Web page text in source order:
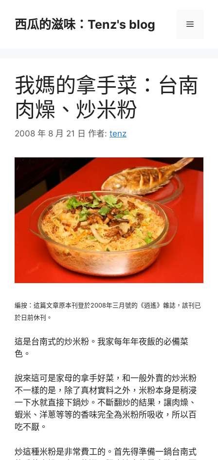
西瓜的滋味：Tenz's blog 選
我媽的拿手菜：台南
肉燥、炒米粉
2008 年 8 月 21 日 作者: tenz
編按：這篇文章原本刊登於2008年三月號的《逍遙》雜誌，該刊已
於日前休刊。
這是台南式的炒米粉。我家每年年夜飯的必備菜
色。
說來這可是家母的拿手好菜，和一般外賣的炒米粉
不一樣的是，除了真材實料之外，米粉本身是稍浸
一下水就直接下鍋炒。不斷翻炒的結果，讓肉燥、
蝦米、洋蔥等等的香味完全為米粉所吸收，所以百
吃不厭。
炒這種米粉是非常費工的。首先得準備一鍋台南式